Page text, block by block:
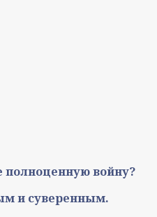
полноценную войну?
и суверенным.